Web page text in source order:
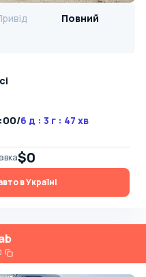
Повний
/6 д : 3 г : 47 хв
$0
в Україні